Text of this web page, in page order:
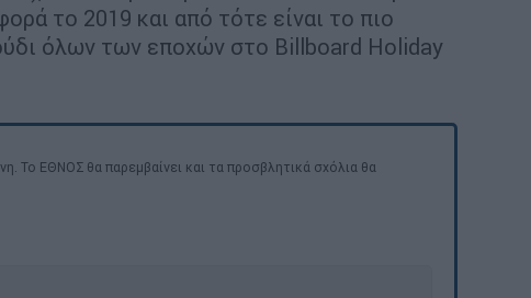
το 2019 και από τότε είναι το πιο
όλων των εποχών στο Billboard Holiday
Το ΕΘΝΟΣ θα παρεμβαίνει και τα προσβλητικά σχόλια θα